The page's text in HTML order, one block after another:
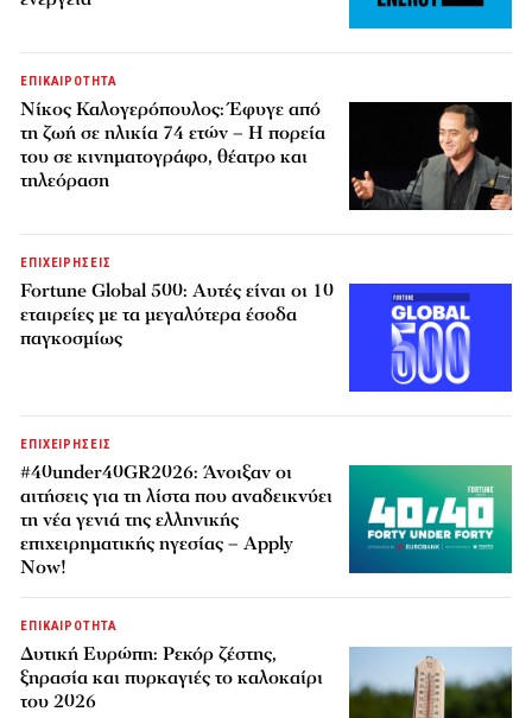
ΕΠΙΚΑΙΡΟΤΗΤΑ
Νίκος Καλογερόπουλος: Έφυγε από
τη ζωή σε ηλικία 74 ετών – Η πορεία
του σε κινηματογράφο, θέατρο και
τηλεόραση
ΕΠΙΧΕΙΡΗΣΕΙΣ
Fortune Global 500: Αυτές είναι οι 10
εταιρείες με τα μεγαλύτερα έσοδα
παγκοσμίως
ΕΠΙΧΕΙΡΗΣΕΙΣ
#40under40GR2026: Άνοιξαν οι
αιτήσεις για τη λίστα που αναδεικνύει
τη νέα γενιά της ελληνικής
επιχειρηματικής ηγεσίας – Apply
Now!
ΕΠΙΚΑΙΡΟΤΗΤΑ
Δυτική Ευρώπη: Ρεκόρ ζέστης,
ξηρασία και πυρκαγιές το καλοκαίρι
του 2026